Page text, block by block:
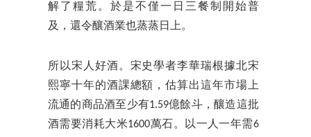
解了糧荒。於是不僅一日三餐制開始普
及，還令釀酒業也蒸蒸日上。
所以宋人好酒。宋史學者李華瑞根據北宋
熙寧十年的酒課總額，估算出這年市場上
流通的商品酒至少有1.59億餘斗，釀造這批
酒需要消耗大米1600萬石。以一人一年需6